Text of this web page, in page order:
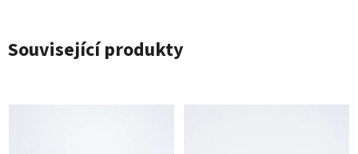
Související produkty